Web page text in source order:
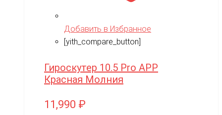
Добавить в Избранное
[yith_compare_button]
Гироскутер 10.5 Pro APP
Красная Молния
11,990 ₽